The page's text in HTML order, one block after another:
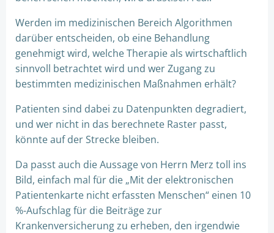
Werden im medizinischen Bereich Algorithmen
darüber entscheiden, ob eine Behandlung
genehmigt wird, welche Therapie als wirtschaftlich
sinnvoll betrachtet wird und wer Zugang zu
bestimmten medizinischen Maßnahmen erhält?
Patienten sind dabei zu Datenpunkten degradiert,
und wer nicht in das berechnete Raster passt,
könnte auf der Strecke bleiben.
Da passt auch die Aussage von Herrn Merz toll ins
Bild, einfach mal für die „Mit der elektronischen
Patientenkarte nicht erfassten Menschen“ einen 10
%-Aufschlag für die Beiträge zur
Krankenversicherung zu erheben, den irgendwie